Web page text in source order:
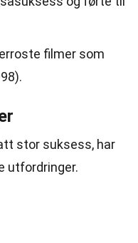
filmer som
stor suksess, har
utfordringer.